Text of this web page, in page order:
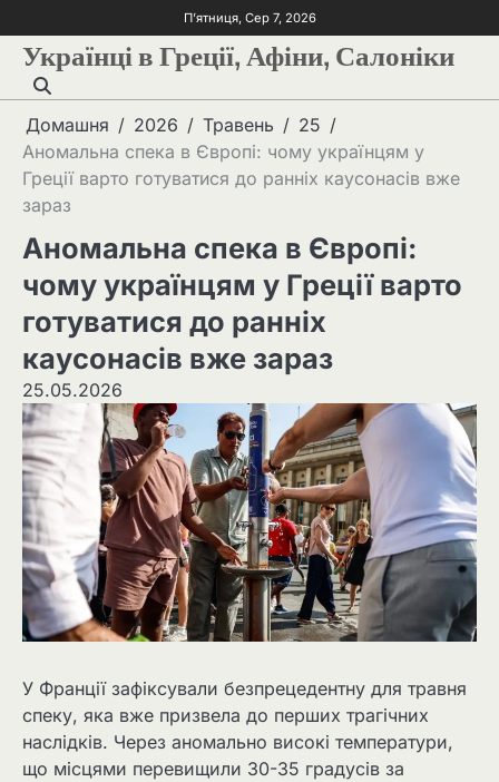
П’ятниця, Сер 7, 2026
Українці в Греції, Афіни, Салоніки
Домашня 2026 Травень
25
Аномальна спека в Європі: чому українцям у
Греції варто готуватися до ранніх каусонасів вже
зараз
Аномальна спека в Європі:
чому українцям у Греції варто
готуватися до ранніх
каусонасів вже зараз
25.05.2026
У Франції зафіксували безпрецедентну для травня
спеку, яка вже призвела до перших трагічних
наслідків. Через аномально високі температури,
що місцями перевищили 30-35 градусів за